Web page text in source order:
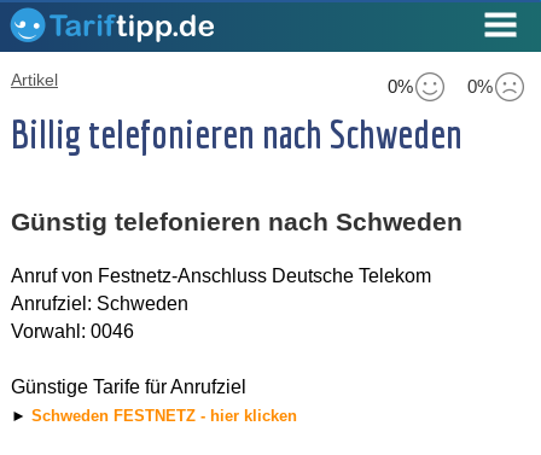
0% 0%
Artikel
Billig telefonieren nach Schweden
Günstig telefonieren nach Schweden
Anruf von Festnetz-Anschluss Deutsche Telekom
Anrufziel: Schweden
Vorwahl: 0046
Günstige Tarife für Anrufziel
► Schweden FESTNETZ - hier klicken